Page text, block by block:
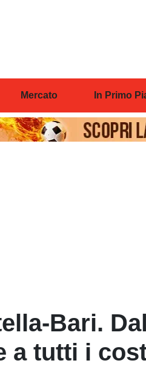
Mercato In Primo
Bari.
a tutti i